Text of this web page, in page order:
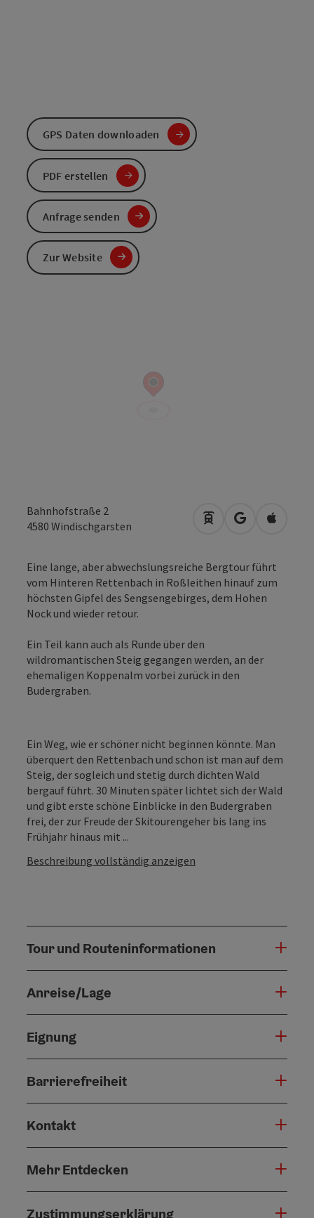
Bahnhofstraße 2
4580 Windischgarsten Anreise mit
in Google
in
Eine lange, aber abwechslungsreiche Bergtour führt
vom Hinteren Rettenbach in Roßleithen hinauf zum
höchsten Gipfel des Sengsengebirges, dem Hohen
Nock und wieder retour.
Ein Teil kann auch als Runde über den
wildromantischen Steig gegangen werden, an der
ehemaligen Koppenalm vorbei zurück in den
Budergraben.
Ein Weg, wie er schöner nicht beginnen könnte. Man
überquert den Rettenbach und schon ist man auf dem
Steig, der sogleich und stetig durch dichten Wald
bergauf führt. 30 Minuten später lichtet sich der Wald
und gibt erste schöne Einblicke in den Budergraben
frei, der zur Freude der Skitourengeher bis lang ins
Frühjahr hinaus mit ...
Beschreibung vollständig anzeigen
Tour und Routeninformationen
Anreise/Lage
Eignung
Barrierefreiheit
Kontakt
Mehr Entdecken
Zustimmungserklärung
GPS Daten downloaden
PDF erstellen
Anfrage senden
Zur Website